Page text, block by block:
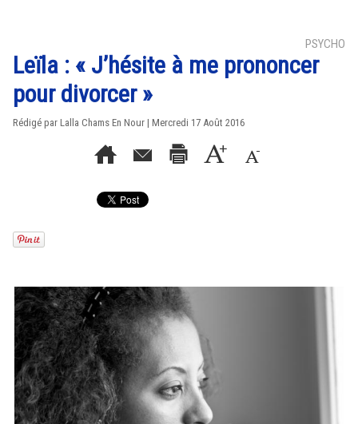
PSYCHO
Leïla : « J’hésite à me prononcer
pour divorcer »
Rédigé par Lalla Chams En Nour | Mercredi 17 Août 2016